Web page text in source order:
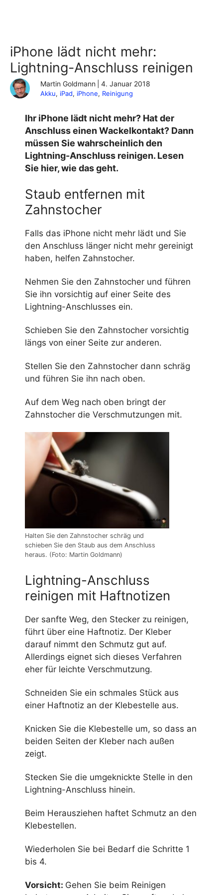
iPhone lädt nicht mehr:
Lightning-Anschluss reinigen
Martin Goldmann 4. Januar 2018
Akku, iPad, iPhone, Reinigung
Ihr iPhone lädt nicht mehr? Hat der
Anschluss einen Wackelkontakt? Dann
müssen Sie wahrscheinlich den
Lightning-Anschluss reinigen. Lesen
Sie hier, wie das geht.
Staub entfernen mit
Zahnstocher
Falls das iPhone nicht mehr lädt und Sie
den Anschluss länger nicht mehr gereinigt
haben, helfen Zahnstocher.
Nehmen Sie den Zahnstocher und führen
Sie ihn vorsichtig auf einer Seite des
Lightning-Anschlusses ein.
Schieben Sie den Zahnstocher vorsichtig
längs von einer Seite zur anderen.
Stellen Sie den Zahnstocher dann schräg
und führen Sie ihn nach oben.
Auf dem Weg nach oben bringt der
Zahnstocher die Verschmutzungen mit.
Halten Sie den Zahnstocher schräg und
schieben Sie den Staub aus dem Anschluss
heraus. (Foto: Martin Goldmann)
Lightning-Anschluss
reinigen mit Haftnotizen
Der sanfte Weg, den Stecker zu reinigen,
führt über eine Haftnotiz. Der Kleber
darauf nimmt den Schmutz gut auf.
Allerdings eignet sich dieses Verfahren
eher für leichte Verschmutzung.
Schneiden Sie ein schmales Stück aus
einer Haftnotiz an der Klebestelle aus.
Knicken Sie die Klebestelle um, so dass an
beiden Seiten der Kleber nach außen
zeigt.
Stecken Sie die umgeknickte Stelle in den
Lightning-Anschluss hinein.
Beim Herausziehen haftet Schmutz an den
Klebestellen.
Wiederholen Sie bei Bedarf die Schritte 1
bis 4.
Vorsicht: Gehen Sie beim Reinigen